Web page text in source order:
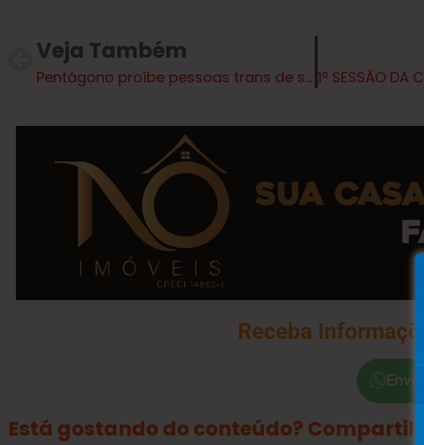
Veja Também
Pentágono proíbe pessoas trans de se alistarem às Forças Armadas dos Estados Unidos
Receba
Está gostando do conteúdo?